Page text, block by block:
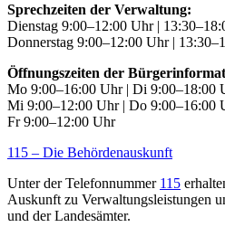
Sprechzeiten der Verwaltung:
Dienstag 9:00–12:00 Uhr |
Donnerstag 9:00–12:00 Uhr |
Öffnungszeiten der
Mo 9:00–16:00 Uhr | Di 9:00–18:00
Mi 9:00–12:00 Uhr | Do 9:00–16:00
Fr 9:00–12:00 Uhr
115 – Die Behördenauskunft
Unter der Telefonnummer 115
Auskunft zu Verwaltungsleistungen
und der Landesämter.